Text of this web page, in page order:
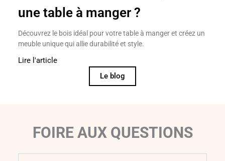
une table à manger ?
Découvrez le bois idéal pour votre table à manger et créez un
meuble unique qui allie durabilité et style.
Lire l'article
Le blog
FOIRE AUX QUESTIONS